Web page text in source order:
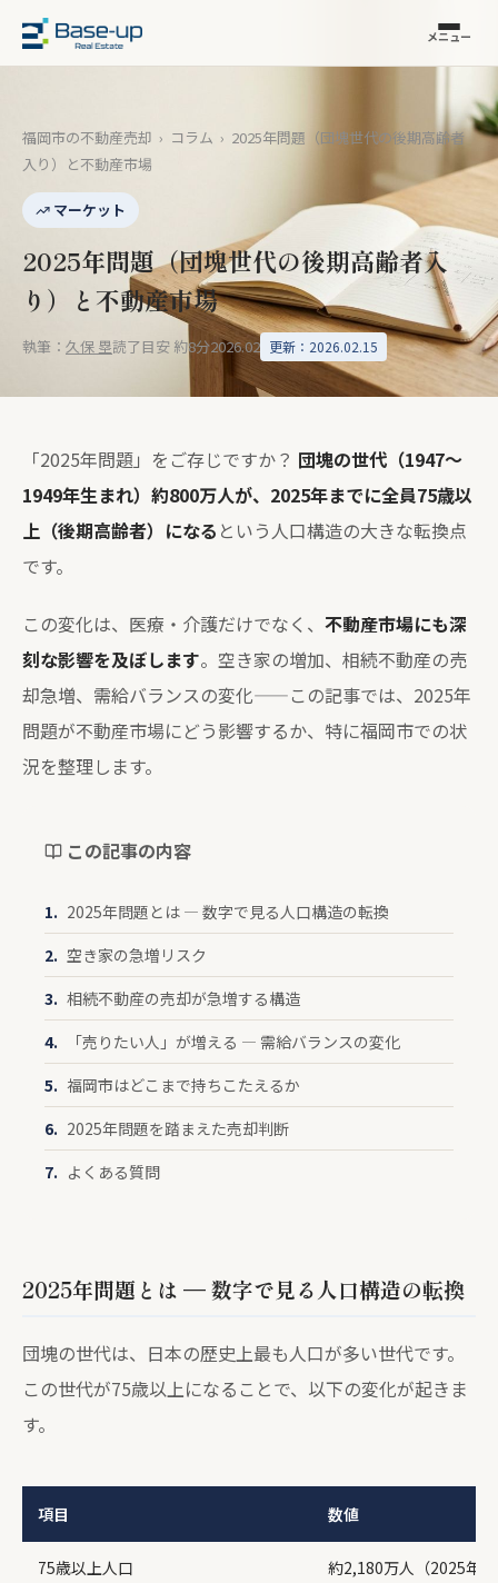
メニュー
福岡市の不動産売却 › コラム › 2025年問題（団塊世代の後期高齢者
入り）と不動産市場
マーケット
2025年問題（団塊世代の後期高齢者入
り）と不動産市場
執筆： 久保 塁読了目安 約8分2026.02 更新：2026.02.15
「2025年問題」をご存じですか？ 団塊の世代（1947〜
1949年生まれ）約800万人が、2025年までに全員75歳以
上（後期高齢者）になる という人口構造の大きな転換点
です。
この変化は、医療・介護だけでなく、 不動産市場にも深
刻な影響を及ぼします。空き家の増加、相続不動産の売
却急増、需給バランスの変化——この記事では、2025年
問題が不動産市場にどう影響するか、特に福岡市での状
況を整理します。
この記事の内容
2025年問題とは — 数字で見る人口構造の転換
空き家の急増リスク
相続不動産の売却が急増する構造
「売りたい人」が増える — 需給バランスの変化
福岡市はどこまで持ちこたえるか
2025年問題を踏まえた売却判断
よくある質問
2025年問題とは — 数字で見る人口構造の転換
団塊の世代は、日本の歴史上最も人口が多い世代です。
この世代が75歳以上になることで、以下の変化が起きま
す。
項目 数値
75歳以上人口 約2,180万人（2025年